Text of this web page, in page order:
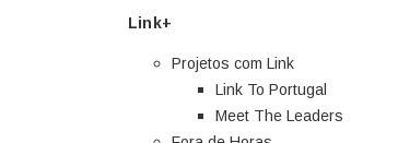
Link+
Projetos com Link
Link To Portugal
Meet The Leaders